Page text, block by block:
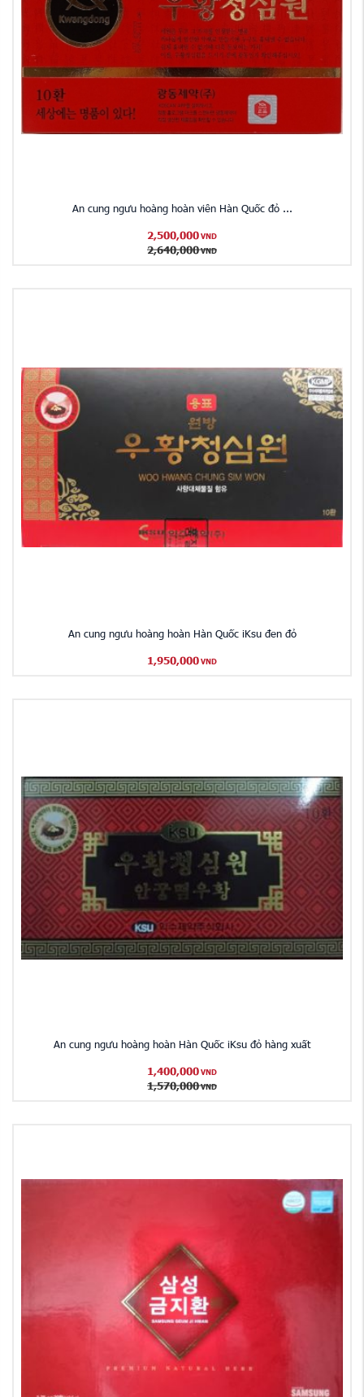
An cung ngưu hoàng hoàn viên Hàn Quốc đỏ ...
2,500,000 VND
2,640,000 VND
An cung ngưu hoàng hoàn Hàn Quốc iKsu đen đỏ
1,950,000 VND
An cung ngưu hoàng hoàn Hàn Quốc iKsu đỏ hàng xuất
1,400,000 VND
1,570,000 VND